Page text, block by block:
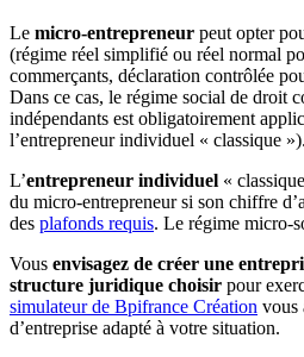
Le micro-entrepreneur peut opter
(régime réel simplifié ou réel normal
commerçants, déclaration contrôlée
Dans ce cas, le régime social de droit
indépendants est obligatoirement
l’entrepreneur individuel « classique »).
L’entrepreneur individuel «
du micro-entrepreneur si son chiffre
des plafonds requis. Le régime micro-
Vous envisagez de créer une
structure juridique choisir pour
simulateur de Bpifrance Création vous
d’entreprise adapté à votre situation.